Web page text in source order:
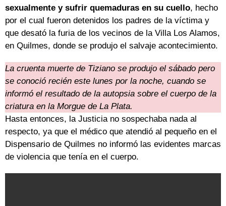
sexualmente y sufrir quemaduras en su cuello, hecho
por el cual fueron detenidos los padres de la víctima y
que desató la furia de los vecinos de la Villa Los Alamos,
en Quilmes, donde se produjo el salvaje acontecimiento.
La cruenta muerte de Tiziano se produjo el sábado pero
se conoció recién este lunes por la noche, cuando se
informó el resultado de la autopsia sobre el cuerpo de la
criatura en la Morgue de La Plata.
Hasta entonces, la Justicia no sospechaba nada al
respecto, ya que el médico que atendió al pequeño en el
Dispensario de Quilmes no informó las evidentes marcas
de violencia que tenía en el cuerpo.